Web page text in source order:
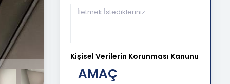
Kişisel Verilerin Korunması Kanunu
AMAÇ